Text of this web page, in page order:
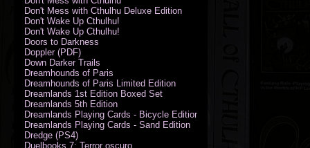
Don't Mess with Cthulhu Deluxe Edition
Don't Wake Up Cthulhu!
Don't Wake Up Cthulhu!
Doors to Darkness
Doppler (PDF)
Down Darker Trails
Dreamhounds of Paris
Dreamhounds of Paris Limited Edition
Dreamlands 1st Edition Boxed Set
Dreamlands 5th Edition
Dreamlands Playing Cards - Bicycle Edition
Dreamlands Playing Cards - Sand Edition
Dredge (PS4)
Duelbooks 7: Terror oscuro